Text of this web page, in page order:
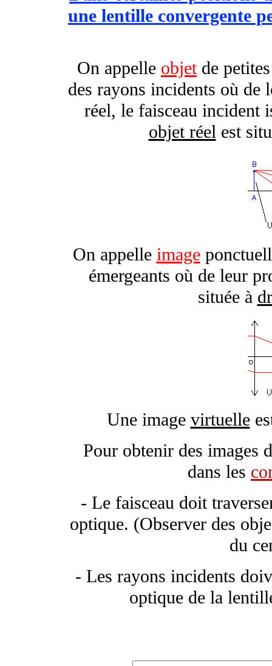
une lentille convergente
On appelle objetde
des rayons incidents où de
réel, le faisceau incident
objet réelest
On appelle image
émergeants où de leur
située à
Une image virtuelle
Pour obtenir des images
dans les
- Le faisceau doit
optique. (Observer des
du
- Les rayons incidents
optique de la